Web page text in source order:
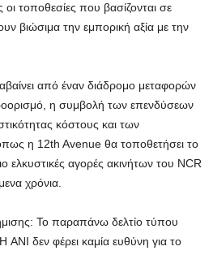
οι τοποθεσίες που βασίζονται σε
βιώσιμα την εμπορική αξία με την
από έναν διάδρομο μεταφορών
η συμβολή των επενδύσεων
κόστους και των
η 12th Avenue θα τοποθετήσει το
ελκυστικές αγορές ακινήτων του NCR
χρόνια.
Το παραπάνω δελτίο τύπου
δεν φέρει καμία ευθύνη για το